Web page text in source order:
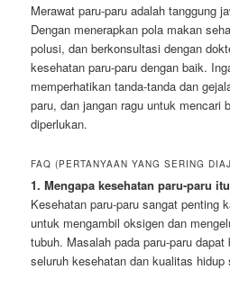
Merawat paru-paru adalah tanggung
Dengan menerapkan pola makan
polusi, dan berkonsultasi dengan
kesehatan paru-paru dengan baik.
memperhatikan tanda-tanda dan
paru, dan jangan ragu untuk mencari
diperlukan.
FAQ (PERTANYAAN YANG SERING
1. Mengapa kesehatan paru-paru
Kesehatan paru-paru sangat penting
untuk mengambil oksigen dan
tubuh. Masalah pada paru-paru
seluruh kesehatan dan kualitas hidup